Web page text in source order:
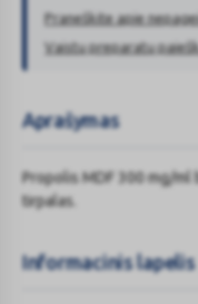
Praneškite apie
Vaistų preparatų
Aprašymas
Propolis MDF 300 mg/
tirpalas.
Informacinis lapelis